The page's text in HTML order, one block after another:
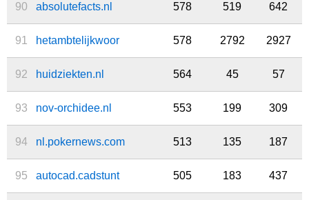
90 absolutefacts.nl 578 519 642
91 hetambtelijkwoor 578 2792 2927
92 huidziekten.nl 564 45 57
93 nov-orchidee.nl 553 199 309
94 nl.pokernews.com 513 135 187
95 autocad.cadstunt 505 183 437